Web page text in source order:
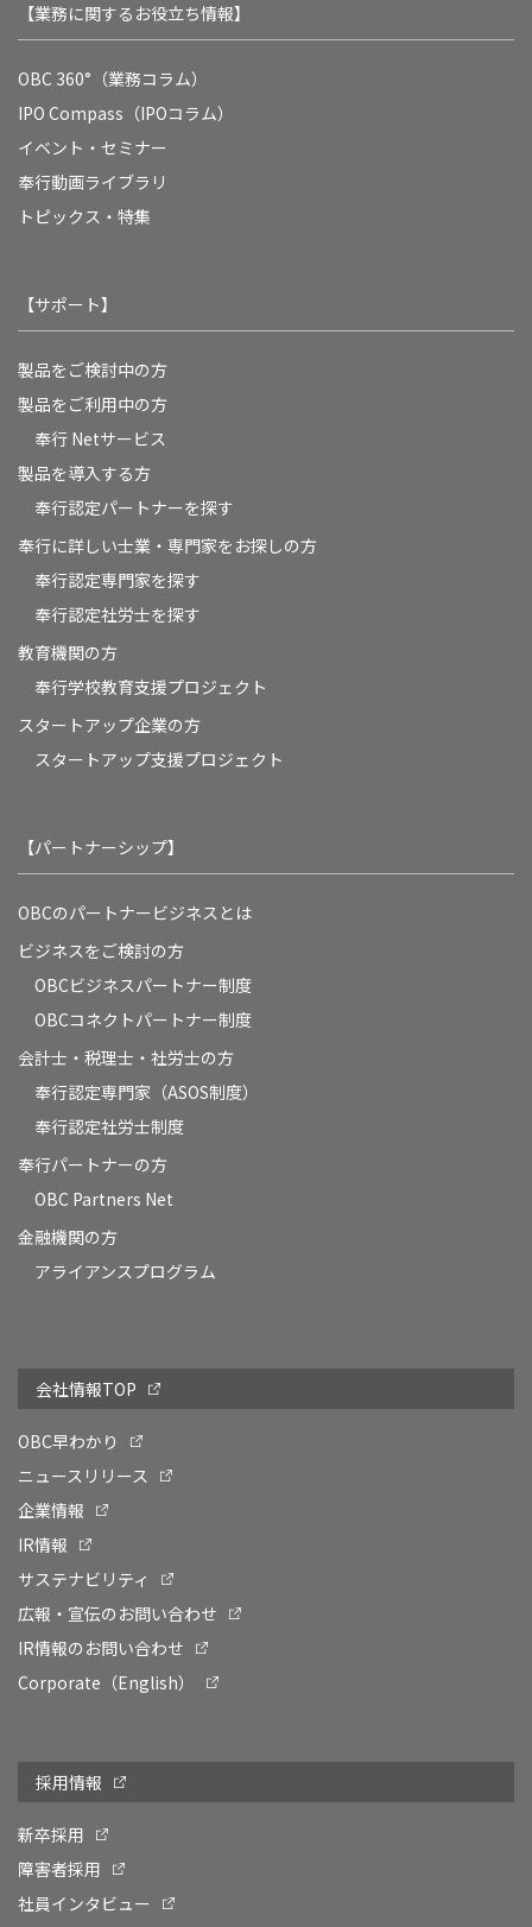
【業務に関するお役立ち情報】
OBC 360°（業務コラム）
IPO Compass（IPOコラム）
イベント・セミナー
奉行動画ライブラリ
トピックス・特集
【サポート】
製品をご検討中の方
製品をご利用中の方
奉行 Netサービス
製品を導入する方
奉行認定パートナーを探す
奉行に詳しい士業・専門家をお探しの方
奉行認定専門家を探す
奉行認定社労士を探す
教育機関の方
奉⾏学校教育⽀援プロジェクト
スタートアップ企業の方
スタートアップ支援プロジェクト
【パートナーシップ】
OBCのパートナービジネスとは
ビジネスをご検討の方
OBCビジネスパートナー制度
OBCコネクトパートナー制度
会計士・税理士・社労士の方
奉行認定専門家（ASOS制度）
奉行認定社労士制度
奉行パートナーの方
OBC Partners Net
金融機関の方
アライアンスプログラム
会社情報TOP
OBC早わかり
ニュースリリース
企業情報
IR情報
サステナビリティ
広報・宣伝のお問い合わせ
IR情報のお問い合わせ
Corporate（English）
採用情報
新卒採用
障害者採用
社員インタビュー